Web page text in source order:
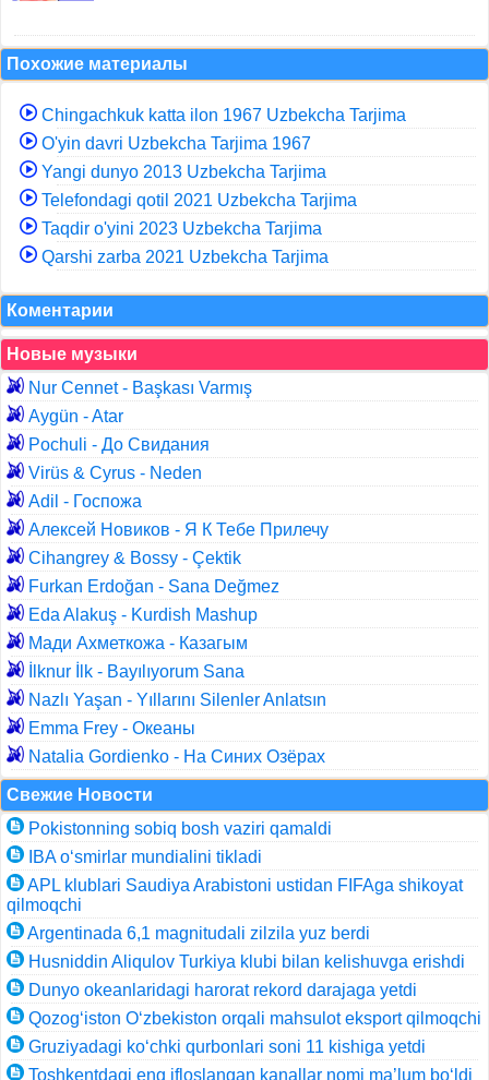
Похожие материалы
Chingachkuk katta ilon 1967 Uzbekcha Tarjima
O'yin davri Uzbekcha Tarjima 1967
Yangi dunyo 2013 Uzbekcha Tarjima
Telefondagi qotil 2021 Uzbekcha Tarjima
Taqdir o'yini 2023 Uzbekcha Tarjima
Qarshi zarba 2021 Uzbekcha Tarjima
Коментарии
Новые музыки
Nur Cennet - Başkası Varmış
Aygün - Atar
Pochuli - До Свидания
Virüs & Cyrus - Neden
Adil - Госпожа
Алексей Новиков - Я К Тебе Прилечу
Cihangrey & Bossy - Çektik
Furkan Erdoğan - Sana Değmez
Eda Alakuş - Kurdish Mashup
Мади Ахметкожа - Казагым
İlknur İlk - Bayılıyorum Sana
Nazlı Yaşan - Yıllarını Silenler Anlatsın
Emma Frey - Океаны
Natalia Gordienko - На Синих Озёрах
Свежие Новости
Pokistonning sobiq bosh vaziri qamaldi
IBA o‘smirlar mundialini tikladi
APL klublari Saudiya Arabistoni ustidan FIFAga shikoyat
qilmoqchi
Argentinada 6,1 magnitudali zilzila yuz berdi
Husniddin Aliqulov Turkiya klubi bilan kelishuvga erishdi
Dunyo okeanlaridagi harorat rekord darajaga yetdi
Qozog‘iston O‘zbekiston orqali mahsulot eksport qilmoqchi
Gruziyadagi ko‘chki qurbonlari soni 11 kishiga yetdi
Toshkentdagi eng ifloslangan kanallar nomi ma’lum bo‘ldi